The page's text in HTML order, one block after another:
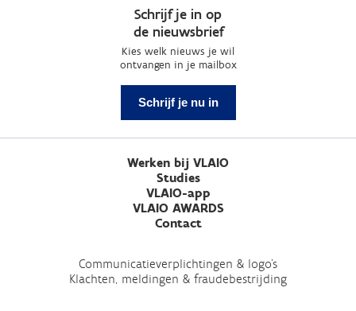
Schrijf je in op
de nieuwsbrief
Kies welk nieuws je wil
ontvangen in je mailbox
Schrijf je nu in
Werken bij VLAIO
Studies
VLAIO-app
VLAIO AWARDS
Contact
Communicatieverplichtingen & logo's
Klachten, meldingen & fraudebestrijding